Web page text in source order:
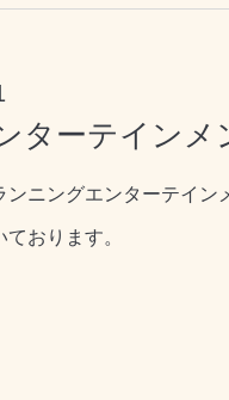
ターテインメ
ンニングエンターテイン
おります。